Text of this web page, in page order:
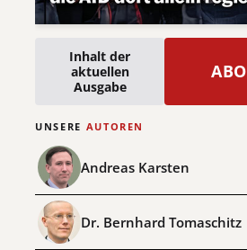
Inhalt der
aktuellen
Ausgabe
ABO
UNSERE AUTOREN
Andreas Karsten
Dr. Bernhard Tomaschitz